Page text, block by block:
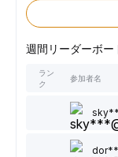
週間リーダーボー
ラン
ク
参加者名